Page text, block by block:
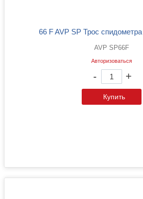
66 F AVP SP Трос
AVP SP66F
Авторизоваться
- +
Купить